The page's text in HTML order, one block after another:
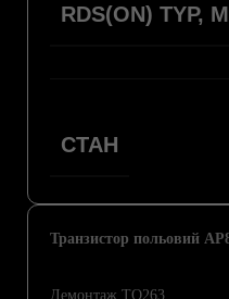
Транзистор польовий
Демонтаж TO263
RDS(ON) TYP,
СТАН